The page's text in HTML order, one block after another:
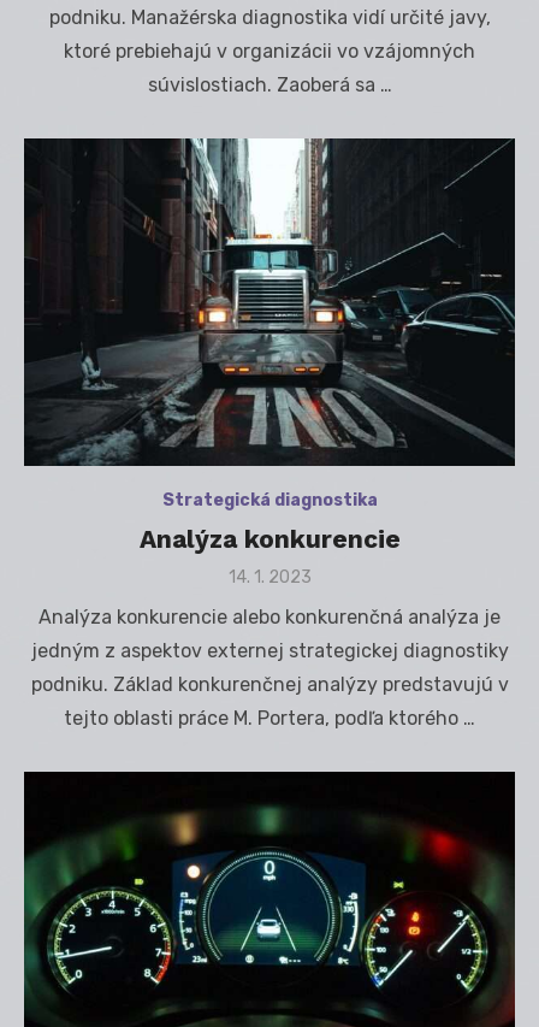
podniku. Manažérska diagnostika vidí určité javy,
ktoré prebiehajú v organizácii vo vzájomných
súvislostiach. Zaoberá sa …
Strategická diagnostika
Analýza konkurencie
Posted
14. 1. 2023
Analýza konkurencie alebo konkurenčná analýza je
jedným z aspektov externej strategickej diagnostiky
podniku. Základ konkurenčnej analýzy predstavujú v
tejto oblasti práce M. Portera, podľa ktorého …